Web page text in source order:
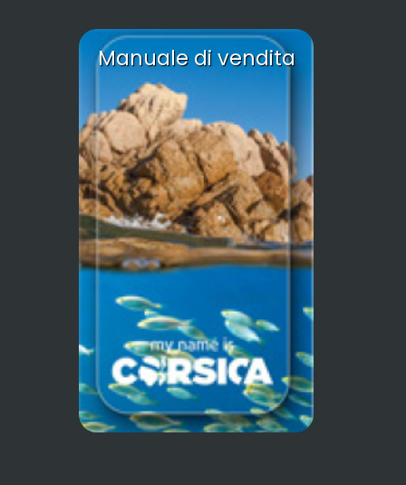
Manuale di vendita